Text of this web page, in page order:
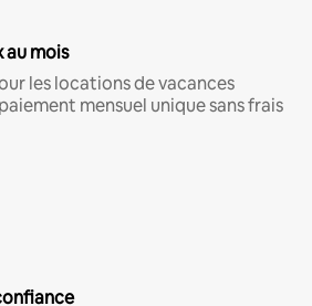
au mois
les locations de vacances
mensuel unique sans frais